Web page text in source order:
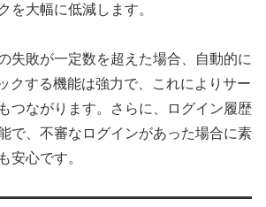
を大幅に低減します。
失敗が一定数を超えた場合、自動的に
クする機能は強力で、これによりサー
つながります。さらに、ログイン履歴
で、不審なログインがあった場合に素
安心です。